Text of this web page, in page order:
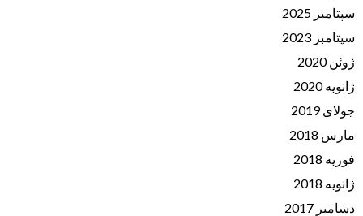
سپتامبر 2025
سپتامبر 2023
ژوئن 2020
ژانویه 2020
جولای 2019
مارس 2018
فوریه 2018
ژانویه 2018
دسامبر 2017